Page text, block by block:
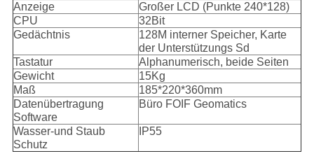
Anzeige
Großer LCD (Punkte 240*128)
CPU
32Bit
Gedächtnis
128M interner Speicher, Karte
der Unterstützungs Sd
Tastatur
Alphanumerisch, beide Seiten
Gewicht
15Kg
Maß
185*220*360mm
Datenübertragung
Software
Büro FOIF Geomatics
Wasser-und Staub
Schutz
IP55